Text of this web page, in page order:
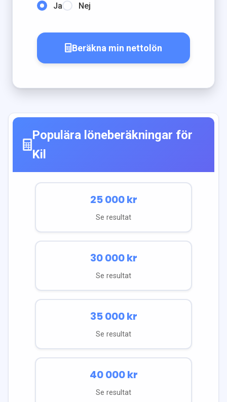
Ja Nej
Beräkna min nettolön
Populära löneberäkningar för
Kil
25 000kr
Se resultat
30 000kr
Se resultat
35 000kr
Se resultat
40 000kr
Se resultat